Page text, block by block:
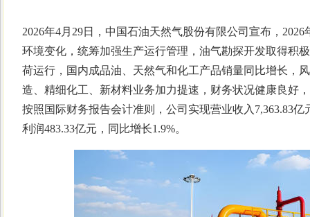
2026年4月29日，中国石油天然气股份有限公司宣布，
环境变化，统筹加强生产运行管理，油气勘探开发取得积
荷运行，国内成品油、天然气和化工产品销量同比增长，
造、精细化工、新材料业务加力提速，财务状况健康良好
按照国际财务报告会计准则，公司实现营业收入7,363.83
利润483.33亿元，同比增长1.9%。